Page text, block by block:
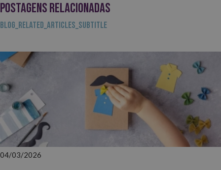
POSTAGENS RELACIONADAS
BLOG_RELATED_ARTICLES_SUBTITLE
04/03/2026